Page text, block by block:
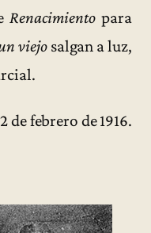
Renacimientopara
viejosalgan a luz,
de febrero de 1916.